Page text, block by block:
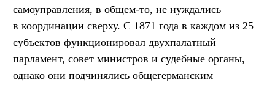
самоуправления, в общем-то, не нуждались
в координации сверху. С 1871 года в каждом из 25
субъектов функционировал двухпалатный
парламент, совет министров и судебные органы,
однако они подчинялись общегерманским